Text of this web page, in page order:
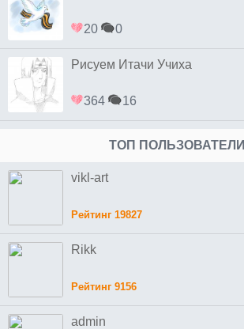
20 0
Рисуем Итачи Учиха
364 16
ТОП ПОЛЬЗОВАТЕЛИ
vikl-art
Рейтинг 19827
Rikk
Рейтинг 9156
admin